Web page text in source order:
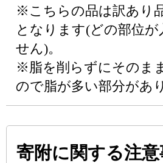
※こちらの品は訳あり
となります(どの部位が
せん)。
※脂を削らずにそのま
ので脂が多い部分があ
寄附に関する注